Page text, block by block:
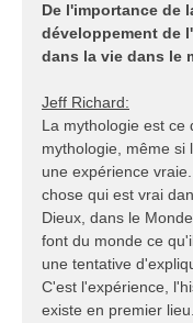
De l'importance de
développement de
dans la vie dans le
Jeff Richard:
La mythologie est ce
mythologie, même si
une expérience
chose qui est vrai
Dieux, dans le
font du monde ce
une tentative
C'est l'expérience,
existe en premier